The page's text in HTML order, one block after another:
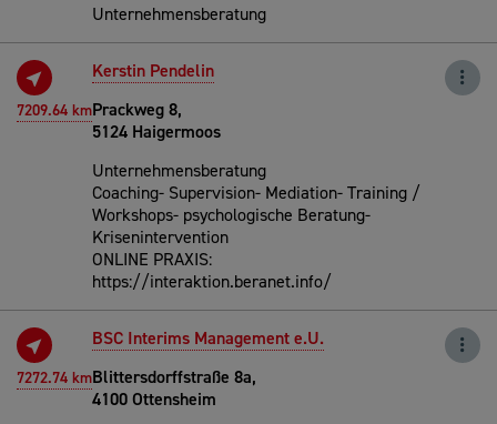
Unternehmensberatung
7209.64 km
Kerstin Pendelin
Prackweg 8,
5124 Haigermoos
Unternehmensberatung
Coaching- Supervision- Mediation- Training /
Workshops- psychologische Beratung-
Krisenintervention
ONLINE PRAXIS:
https://interaktion.beranet.info/
7272.74 km
BSC Interims Management e.U.
Blittersdorffstraße 8a,
4100 Ottensheim